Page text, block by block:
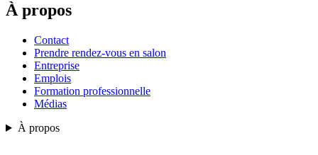
À propos
Contact
Prendre rendez-vous en salon
Entreprise
Emplois
Formation professionnelle
Médias
À propos